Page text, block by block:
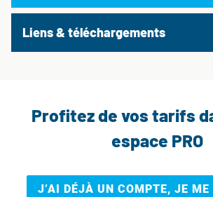
Liens & téléchargements
Profitez de vos tarifs
espace PRO
J’AI DÉJÀ UN COMPTE, JE ME